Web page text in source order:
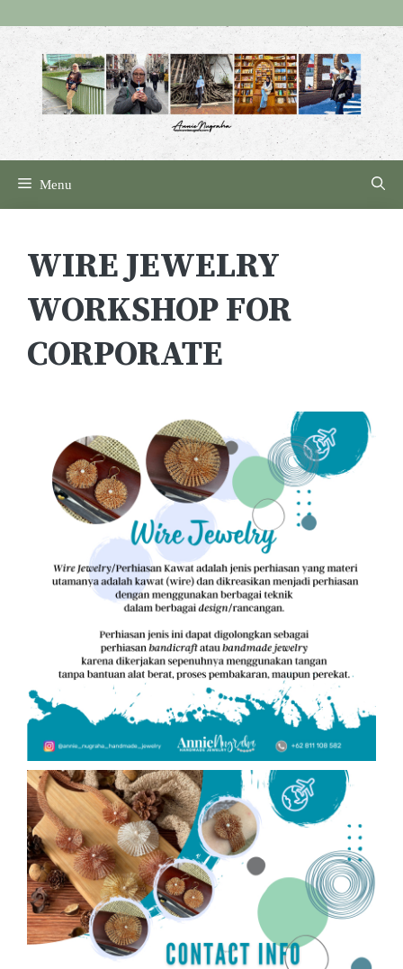
content
Menu
WIRE JEWELRY
WORKSHOP FOR
CORPORATE